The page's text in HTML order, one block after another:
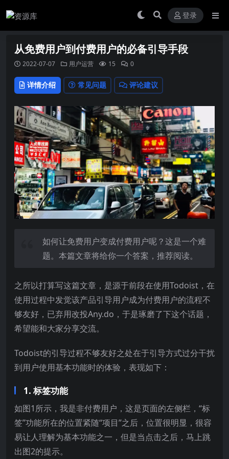
登录
从免费用户到付费用户的必备引导手段
2022-07-07 用户运营 15 0
详情介绍 常见问题 评论建议
如何让免费用户变成付费用户呢？这是一个难
题。本篇文章将给你一个答案，推荐阅读。
之所以打算写这篇文章，是源于前段在使用Todoist，在
使用过程中发觉该产品引导用户成为付费用户的流程不
够友好，已弃用改投Any.do，于是琢磨了下这个话题，
希望能和大家分享交流。
Todoist的引导过程不够友好之处在于引导方式过分干扰
到用户使用基本功能时的体验，表现如下：
1. 标签功能
如图1所示，我是非付费用户，这是页面的左侧栏，“标
签”功能所在的位置紧随“项目”之后，位置很明显，很容
易让人理解为基本功能之一，但是当点击之后，马上跳
出图2的提示。